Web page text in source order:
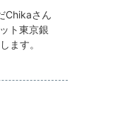
Chikaさん
ト東京銀
ます。